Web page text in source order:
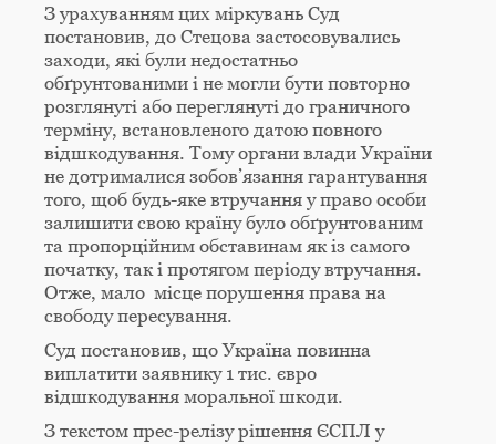
З урахуванням цих міркувань Суд
постановив, до Стецова застосовувались
заходи, які були недостатньо
обґрунтованими і не могли бути повторно
розглянуті або переглянуті до граничного
терміну, встановленого датою повного
відшкодування. Тому органи влади України
не дотрималися зобов’язання гарантування
того, щоб будь-яке втручання у право особи
залишити свою країну було обґрунтованим
та пропорційним обставинам як із самого
початку, так і протягом періоду втручання.
Отже, мало місце порушення права на
свободу пересування.
Суд постановив, що Україна повинна
виплатити заявнику 1 тис. євро
відшкодування моральної шкоди.
З текстом прес-релізу рішення ЄСПЛ у